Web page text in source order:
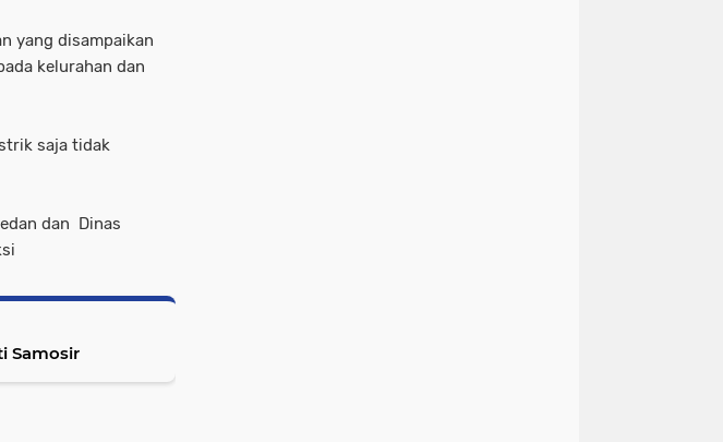
yang disampaikan
kelurahan dan
saja tidak
dan Dinas
Samosir